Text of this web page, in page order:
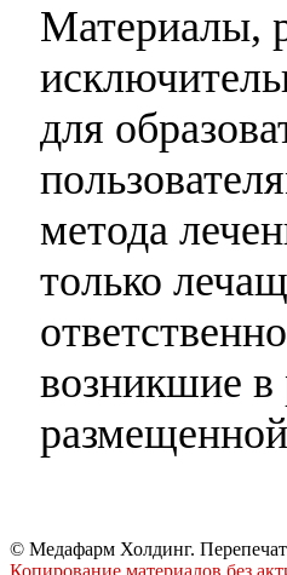
Материалы,
для
метода
только
возникшие в
© Медафарм Холдинг.
Копирование материалов без